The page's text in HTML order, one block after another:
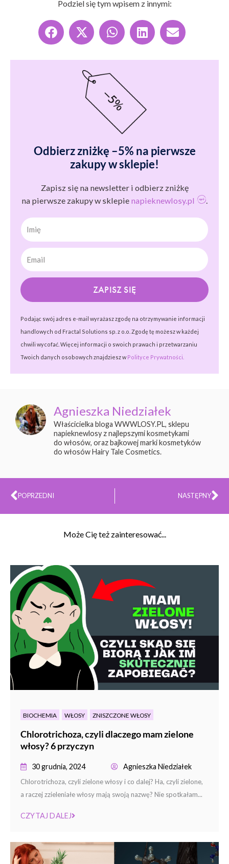
Podziel się tym wpisem z innymi:
Odbierz zniżkę –5% na pierwsze
zakupy w sklepie!
Zapisz się na newsletter i odbierz zniżkę
na pierwsze zakupy w sklepie napieknewlosy.pl .
Imię
ZAPISZ SIĘ
Podając swój adres e-mail wyrażasz zgodę na otrzymywanie informacji
handlowych od Fractal Solutions sp. z o.o. Zgodę tę możesz w każdej
chwili wycofać. Więcej informacji o swoich prawach i przetwarzaniu
Twoich danych osobowych znajdziesz w Polityce Prywatności.
Agnieszka Niedziałek
Właścicielka bloga WWWLOSY.PL, sklepu
napieknewlosy z najlepszymi kosmetykami
do włosów, oraz bajkowej marki kosmetyków
do włosów Hairy Tale Cosmetics.
Prev
POPRZEDNI NASTĘPNY
Może Cię też zainteresować...
BIOCHEMIA WŁOSY ZNISZCZONE WŁOSY
Chlorotrichoza, czyli dlaczego mam zielone
włosy? 6 przyczyn
30 grudnia, 2024 Agnieszka Niedziałek
Chlorotrichoza, czyli zielone włosy i co dalej? Ha, czyli zielone,
a raczej zzieleniałe włosy mają swoją nazwę? Nie spotkałam...
CZYTAJ DALEJ